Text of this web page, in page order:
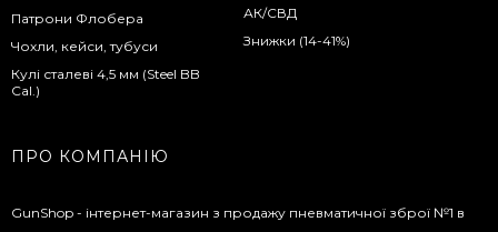
Патрони Флобера
Чохли, кейси, тубуси
Кулі сталеві 4,5 мм (Steel BB
Cal.)
АК/СВД
Знижки (14-41%)
ПРО КОМПАНІЮ
GunShop - інтернет-магазин з продажу пневматичної зброї №1 в